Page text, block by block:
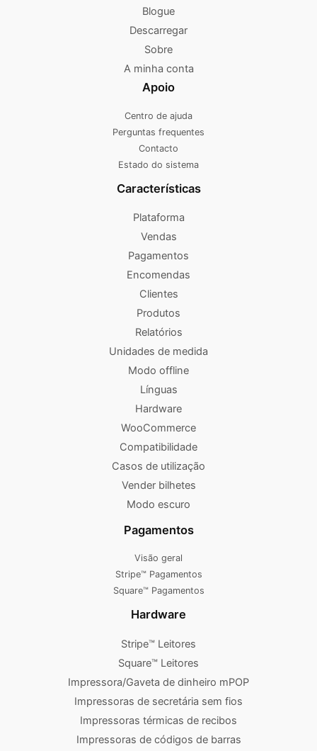
Blogue
Descarregar
Sobre
A minha conta
Apoio
Centro de ajuda
Perguntas frequentes
Contacto
Estado do sistema
Características
Plataforma
Vendas
Pagamentos
Encomendas
Clientes
Produtos
Relatórios
Unidades de medida
Modo offline
Línguas
Hardware
WooCommerce
Compatibilidade
Casos de utilização
Vender bilhetes
Modo escuro
Pagamentos
Visão geral
Stripe™ Pagamentos
Square™ Pagamentos
Hardware
Stripe™ Leitores
Square™ Leitores
Impressora/Gaveta de dinheiro mPOP
Impressoras de secretária sem fios
Impressoras térmicas de recibos
Impressoras de códigos de barras